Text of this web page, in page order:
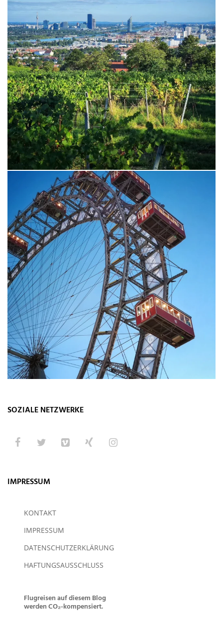
SOZIALE NETZWERKE
IMPRESSUM
KONTAKT
IMPRESSUM
DATENSCHUTZERKLÄRUNG
HAFTUNGSAUSSCHLUSS
Flugreisen auf diesem Blog
werden CO₂-kompensiert.